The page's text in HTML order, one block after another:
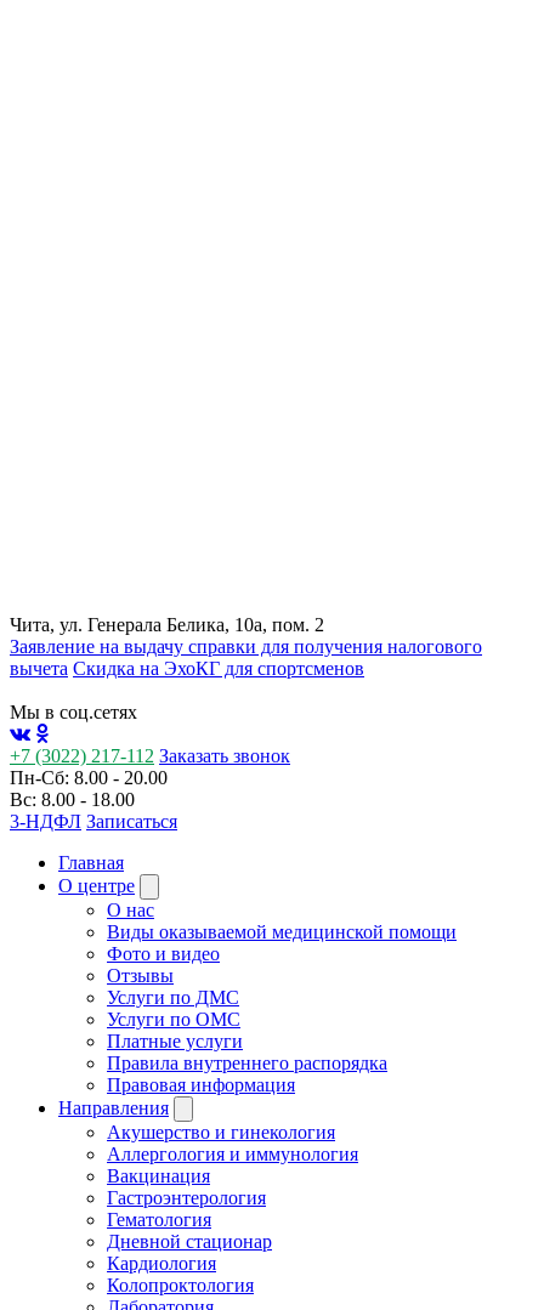
Чита, ул. Генерала Белика, 10а, пом. 2
Заявление на выдачу справки для получения налогового
вычета Cкидка на ЭхоКГ для спортсменов
Мы в соц.сетях
+7 (3022) 217-112 Заказать звонок
Пн-Сб: 8.00 - 20.00
Вс: 8.00 - 18.00
3-НДФЛ Записаться
Главная
О центре
О нас
Виды оказываемой медицинской помощи
Фото и видео
Отзывы
Услуги по ДМС
Услуги по ОМС
Платные услуги
Правила внутреннего распорядка
Правовая информация
Направления
Акушерство и гинекология
Аллергология и иммунология
Вакцинация
Гастроэнтерология
Гематология
Дневной стационар
Кардиология
Колопроктология